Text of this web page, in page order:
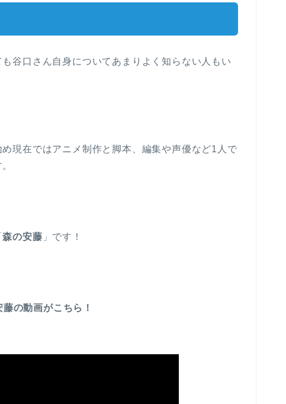
谷口さん自身についてあまりよく知らない人もい
現在ではアニメ制作と脚本、編集や声優など1人で
森の安藤 」です！
藤の動画がこちら！